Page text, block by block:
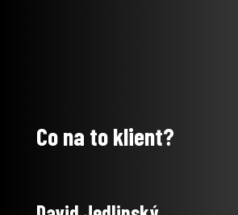
Co na to klient?